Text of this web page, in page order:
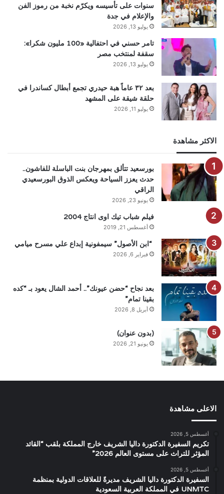
سنوات على تأسيسه ويكرّم نخبة من رموز الفن
والإعلام في جدة
يوليو 13, 2026
تامر حسني في احتفالية «100 مليون شكرا»:
سقفة لمنتخب مصر
يوليو 13, 2026
بعد ٣٢ عاماً هبة حيدري تجمع أبطال كساندرا في
حلقة شيقة على المشهد
يوليو 11, 2026
الاكثر مشاهدة
بورسعيد تتألق بمهرجان بنت الباسلة للفاشون..
حدث يعزز السياحة ويعكس الذوق البورسعيدي
الراقي
يونيو 23, 2026
فيلم شباب تيك اوى انتاج 2004
أغسطس 21, 2019
“ابن الأصول” سيمفونية إبداع علي مسرح ميامي
فبراير 6, 2026
بعد نجاح “حضن عيونك”.. أحمد الشال يعود بـ “كده
بقينا تمام”
أبريل 8, 2026
(بدون عنوان)
يونيو 21, 2026
الاعلى مشاهدة
أغسطس 5, 2026
تكريم السفيرة الدكتورة داليا الشريف خارج المملكة بلقب “القائد
المؤثر للتراث على مستوى العالم 2026”
أغسطس 5, 2026
السفيرة الدكتورة داليا الشريف مديرةً للعلاقات الدولية بمنظمة
UNMTC في المملكة العربية السعودية